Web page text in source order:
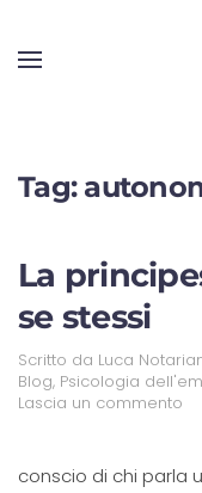
Tag:
La
se stessi
Scritto da Luca
Blog, Psicologia
Lascia un commento
conscio di chi parla